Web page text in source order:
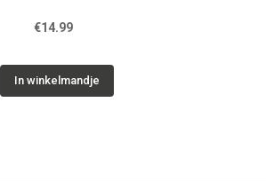
€14.99
In winkelmandje